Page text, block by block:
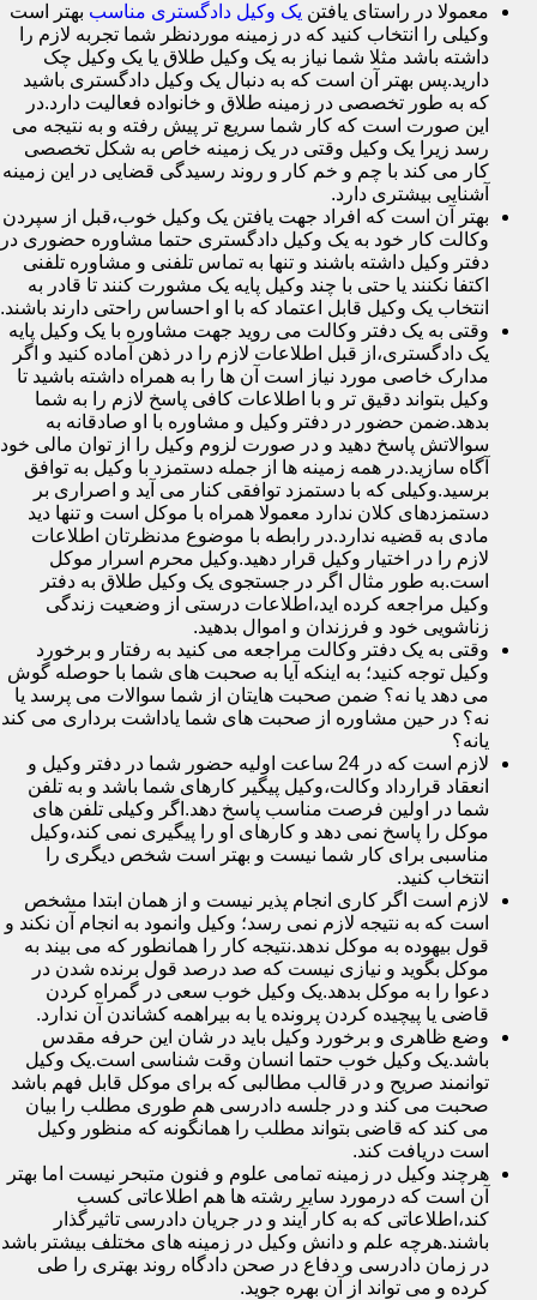
معمولا در راستای یافتن یک وکیل دادگستری مناسب بهتر است
وکیلی را انتخاب کنید که در زمینه موردنظر شما تجربه لازم را
داشته باشد مثلا شما نیاز به یک وکیل طلاق یا یک وکیل چک
دارید.پس بهتر آن است که به دنبال یک وکیل دادگستری باشید
که به طور تخصصی در زمینه طلاق و خانواده فعالیت دارد.در
این صورت است که کار شما سریع تر پیش رفته و به نتیجه می
رسد زیرا یک وکیل وقتی در یک زمینه خاص به شکل تخصصی
کار می کند با چم و خم کار و روند رسیدگی قضایی در این زمینه
آشنایی بیشتری دارد.
بهتر آن است که افراد جهت یافتن یک وکیل خوب،قبل از سپردن
وکالت کار خود به یک وکیل دادگستری حتما مشاوره حضوری در
دفتر وکیل داشته باشند و تنها به تماس تلفنی و مشاوره تلفنی
اکتفا نکنند یا حتی با چند وکیل پایه یک مشورت کنند تا قادر به
انتخاب یک وکیل قابل اعتماد که با او احساس راحتی دارند باشند.
وقتی به یک دفتر وکالت می روید جهت مشاوره با یک وکیل پایه
یک دادگستری،از قبل اطلاعات لازم را در ذهن آماده کنید و اگر
مدارک خاصی مورد نیاز است آن ها را به همراه داشته باشید تا
وکیل بتواند دقیق تر و با اطلاعات کافی پاسخ لازم را به شما
بدهد.ضمن حضور در دفتر وکیل و مشاوره با او صادقانه به
سوالاتش پاسخ دهید و در صورت لزوم وکیل را از توان مالی خود
آگاه سازید.در همه زمینه ها از جمله دستمزد با وکیل به توافق
برسید.وکیلی که با دستمزد توافقی کنار می آید و اصراری بر
دستمزدهای کلان ندارد معمولا همراه با موکل است و تنها دید
مادی به قضیه ندارد.در رابطه با موضوع مدنظرتان اطلاعات
لازم را در اختیار وکیل قرار دهید.وکیل محرم اسرار موکل
است.به طور مثال اگر در جستجوی یک وکیل طلاق به دفتر
وکیل مراجعه کرده اید،اطلاعات درستی از وضعیت زندگی
زناشویی خود و فرزندان و اموال بدهید.
وقتی به یک دفتر وکالت مراجعه می کنید به رفتار و برخورد
وکیل توجه کنید؛ به اینکه آیا به صحبت های شما با حوصله گوش
می دهد یا نه؟ ضمن صحبت هایتان از شما سوالات می پرسد یا
نه؟ در حین مشاوره از صحبت های شما یاداشت برداری می کند
یانه؟
لازم است که در 24 ساعت اولیه حضور شما در دفتر وکیل و
انعقاد قرارداد وکالت،وکیل پیگیر کارهای شما باشد و به تلفن
شما در اولین فرصت مناسب پاسخ دهد.اگر وکیلی تلفن های
موکل را پاسخ نمی دهد و کارهای او را پیگیری نمی کند،وکیل
مناسبی برای کار شما نیست و بهتر است شخص دیگری را
انتخاب کنید.
لازم است اگر کاری انجام پذیر نیست و از همان ابتدا مشخص
است که به نتیجه لازم نمی رسد؛ وکیل وانمود به انجام آن نکند و
قول بیهوده به موکل ندهد.نتیجه کار را همانطور که می بیند به
موکل بگوید و نیازی نیست که صد درصد قول برنده شدن در
دعوا را به موکل بدهد.یک وکیل خوب سعی در گمراه کردن
قاضی یا پیچیده کردن پرونده یا به بیراهمه کشاندن آن ندارد.
وضع ظاهری و برخورد وکیل باید در شان این حرفه مقدس
باشد.یک وکیل خوب حتما انسان وقت شناسی است.یک وکیل
توانمند صریح و در قالب مطالبی که برای موکل قابل فهم باشد
صحبت می کند و در جلسه دادرسی هم طوری مطلب را بیان
می کند که قاضی بتواند مطلب را همانگونه که منظور وکیل
است دریافت کند.
هرچند وکیل در زمینه تمامی علوم و فنون متبحر نیست اما بهتر
آن است که درمورد سایر رشته ها هم اطلاعاتی کسب
کند،اطلاعاتی که به کار آیند و در جریان دادرسی تاثیرگذار
باشند.هرچه علم و دانش وکیل در زمینه های مختلف بیشتر باشد
در زمان دادرسی و دفاع در صحن دادگاه روند بهتری را طی
کرده و می تواند از آن بهره جوید.